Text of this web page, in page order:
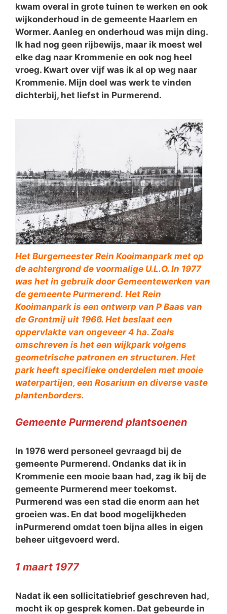
kwam overal in grote tuinen te werken en ook
wijkonderhoud in de gemeente Haarlem en
Wormer. Aanleg en onderhoud was mijn ding.
Ik had nog geen rijbewijs, maar ik moest wel
elke dag naar Krommenie en ook nog heel
vroeg. Kwart over vijf was ik al op weg naar
Krommenie. Mijn doel was werk te vinden
dichterbij, het liefst in Purmerend.
Het Burgemeester Rein Kooimanpark met op
de achtergrond de voormalige U.L.O. In 1977
was het in gebruik door Gemeentewerken van
de gemeente Purmerend. Het Rein
Kooimanpark is een ontwerp van P Baas van
de Grontmij uit 1966. Het beslaat een
oppervlakte van ongeveer 4 ha. Zoals
omschreven is het een wijkpark volgens
geometrische patronen en structuren. Het
park heeft specifieke onderdelen met mooie
waterpartijen, een Rosarium en diverse vaste
plantenborders.
Gemeente Purmerend plantsoenen
In 1976 werd personeel gevraagd bij de
gemeente Purmerend. Ondanks dat ik in
Krommenie een mooie baan had, zag ik bij de
gemeente Purmerend meer toekomst.
Purmerend was een stad die enorm aan het
groeien was. En dat bood mogelijkheden
inPurmerend omdat toen bijna alles in eigen
beheer uitgevoerd werd.
1 maart 1977
Nadat ik een sollicitatiebrief geschreven had,
mocht ik op gesprek komen. Dat gebeurde in